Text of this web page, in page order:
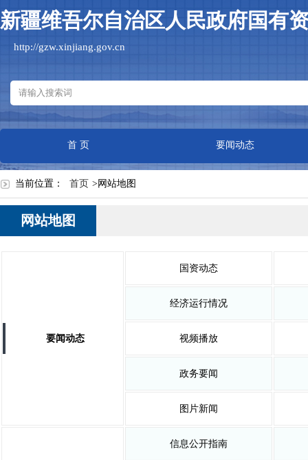
新疆维吾尔自治区人民政府国有
http://gzw.xinjiang.gov.cn
首 页 要闻动态
当前位置： 首页 >网站地图
网站地图
要闻动态
国资动态
经济运行情况
视频播放
政务要闻
图片新闻
信息公开指南